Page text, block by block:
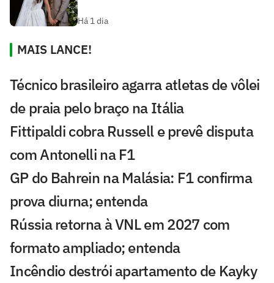
Há 1 dia
MAIS LANCE!
Técnico brasileiro agarra atletas de vôlei
de praia pelo braço na Itália
Fittipaldi cobra Russell e prevê disputa
com Antonelli na F1
GP do Bahrein na Malásia: F1 confirma
prova diurna; entenda
Rússia retorna à VNL em 2027 com
formato ampliado; entenda
Incêndio destrói apartamento de Kayky